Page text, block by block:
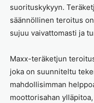
suorituskykyyn.
säännöllinen teroitus
sujuu vaivattomasti ja
Maxx-teräketjun
joka on suunniteltu
mahdollisimman
moottorisahan